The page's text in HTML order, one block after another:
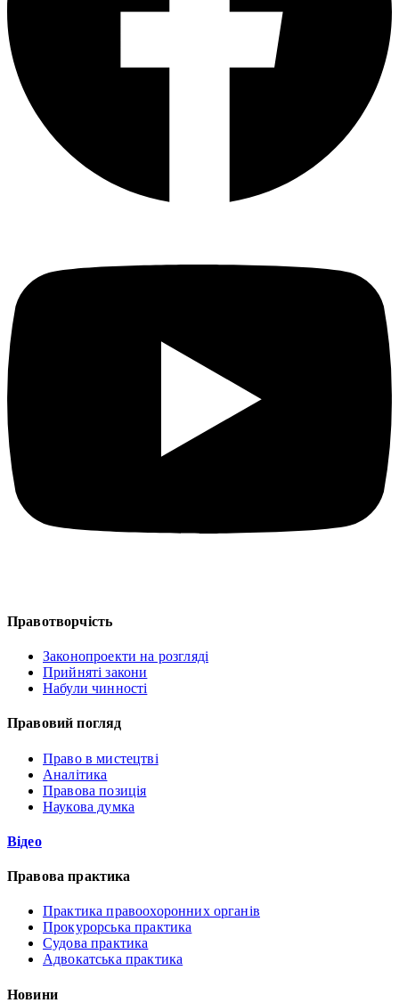
Правотворчість
Законопроекти на розгляді
Прийняті закони
Набули чинності
Правовий погляд
Право в мистецтві
Аналітика
Правова позиція
Наукова думка
Відео
Правова практика
Практика правоохоронних органів
Прокурорська практика
Судова практика
Адвокатська практика
Новини